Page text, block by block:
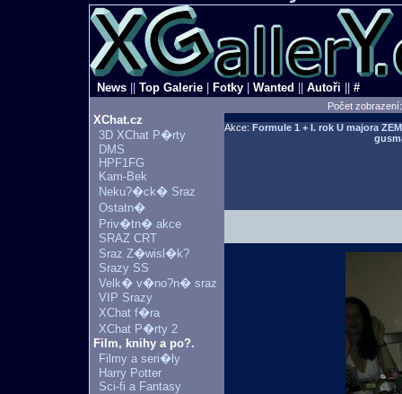
News Top Galerie Fotky Wanted Autoři #
Počet
XChat.cz
3D XChat P�rty
DMS
HPF1FG
Kam-Bek
Neku?�ck� Sraz
Ostatn�
Priv�tn� akce
SRAZ CRT
Sraz Z�wisl�k?
Srazy SS
Velk� v�no?n� sraz
VIP Srazy
XChat f�ra
XChat P�rty 2
Film, knihy a po?.
Filmy a seri�ly
Harry Potter
Sci-fi a Fantasy
Akce: Formule 1 + I. rok U majora